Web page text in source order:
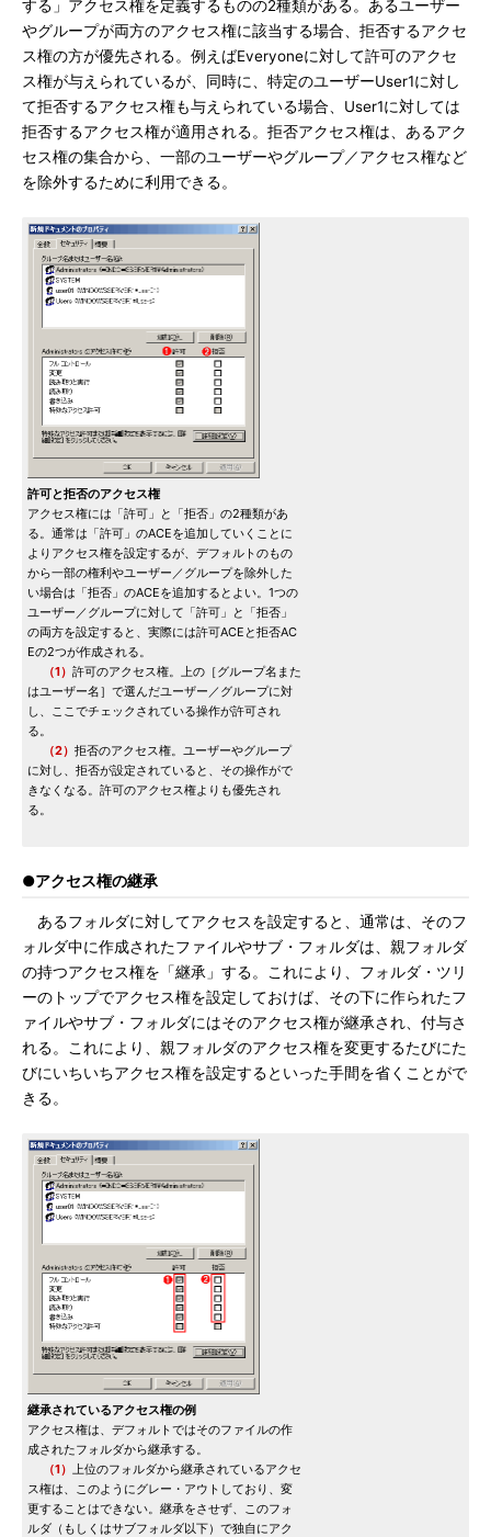
する」アクセス権を定義するものの2種類がある。あるユーザー
やグループが両方のアクセス権に該当する場合、拒否するアクセ
ス権の方が優先される。例えばEveryoneに対して許可のアクセ
ス権が与えられているが、同時に、特定のユーザーUser1に対し
て拒否するアクセス権も与えられている場合、User1に対しては
拒否するアクセス権が適用される。拒否アクセス権は、あるアク
セス権の集合から、一部のユーザーやグループ／アクセス権など
を除外するために利用できる。
許可と拒否のアクセス権
アクセス権には「許可」と「拒否」の2種類があ
る。通常は「許可」のACEを追加していくことに
よりアクセス権を設定するが、デフォルトのもの
から一部の権利やユーザー／グループを除外した
い場合は「拒否」のACEを追加するとよい。1つの
ユーザー／グループに対して「許可」と「拒否」
の両方を設定すると、実際には許可ACEと拒否AC
Eの2つが作成される。
（1） 許可のアクセス権。上の［グループ名また
はユーザー名］で選んだユーザー／グループに対
し、ここでチェックされている操作が許可され
る。
（2） 拒否のアクセス権。ユーザーやグループ
に対し、拒否が設定されていると、その操作がで
きなくなる。許可のアクセス権よりも優先され
る。
●アクセス権の継承
あるフォルダに対してアクセスを設定すると、通常は、そのフ
ォルダ中に作成されたファイルやサブ・フォルダは、親フォルダ
の持つアクセス権を「継承」する。これにより、フォルダ・ツリ
ーのトップでアクセス権を設定しておけば、その下に作られたフ
ァイルやサブ・フォルダにはそのアクセス権が継承され、付与さ
れる。これにより、親フォルダのアクセス権を変更するたびにた
びにいちいちアクセス権を設定するといった手間を省くことがで
きる。
継承されているアクセス権の例
アクセス権は、デフォルトではそのファイルの作
成されたフォルダから継承する。
（1） 上位のフォルダから継承されているアクセ
ス権は、このようにグレー・アウトしており、変
更することはできない。継承をさせず、このフォ
ルダ（もしくはサブフォルダ以下）で独自にアク